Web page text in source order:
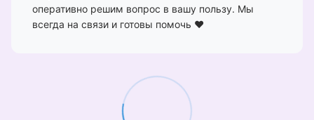
оперативно решим вопрос в вашу пользу. Мы
всегда на связи и готовы помочь ❤️